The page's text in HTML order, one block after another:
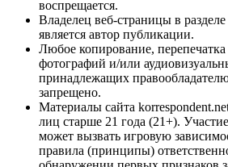
воспрещается.
Владелец веб-страницы в
является автор публикации.
Любое копирование,
фотографий и/или
принадлежащих
запрещено.
Материалы сайта
лиц старше 21 года (21+).
может вызвать игровую
правила (принципы)